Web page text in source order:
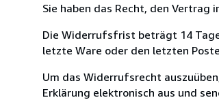
Sie haben das Recht, den Vertrag
Die Widerrufsfrist beträgt 14
letzte Ware oder den letzten
Um das Widerrufsrecht
Erklärung elektronisch aus und